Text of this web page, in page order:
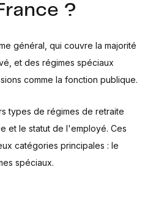
?
général, qui couvre la majorité
et des régimes spéciaux
comme la fonction publique.
types de régimes de retraite
et le statut de l'employé. Ces
catégories principales : le
spéciaux.